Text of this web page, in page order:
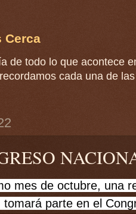
Cerca
de todo lo que acontece
cada una de
mes de octubre, una
tomará parte en el